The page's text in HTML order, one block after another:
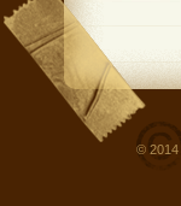
© 2014